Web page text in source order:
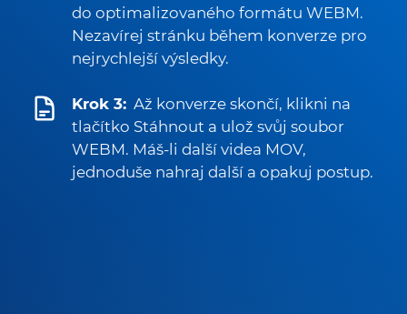
do optimalizovaného formátu WEBM.
Nezavírej stránku během konverze pro
nejrychlejší výsledky.
Krok 3: Až konverze skončí, klikni na
tlačítko Stáhnout a ulož svůj soubor
WEBM. Máš-li další videa MOV,
jednoduše nahraj další a opakuj postup.